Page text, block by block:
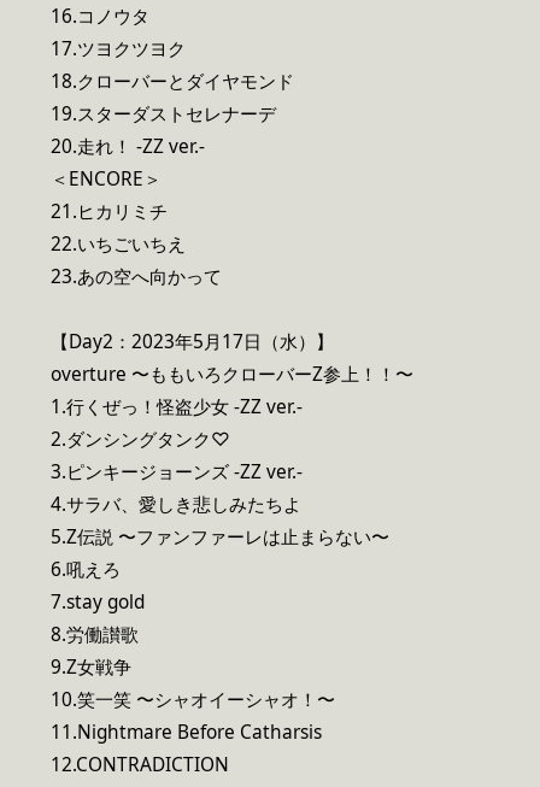
16.コノウタ
17.ツヨクツヨク
18.クローバーとダイヤモンド
19.スターダストセレナーデ
20.走れ！ -ZZ ver.-
＜ENCORE＞
21.ヒカリミチ
22.いちごいちえ
23.あの空へ向かって
【Day2：2023年5月17日（水）】
overture 〜ももいろクローバーZ参上！！〜
1.行くぜっ！怪盗少女 -ZZ ver.-
2.ダンシングタンク♡
3.ピンキージョーンズ -ZZ ver.-
4.サラバ、愛しき悲しみたちよ
5.Z伝説 〜ファンファーレは止まらない〜
6.吼えろ
7.stay gold
8.労働讃歌
9.Z女戦争
10.笑一笑 〜シャオイーシャオ！〜
11.Nightmare Before Catharsis
12.CONTRADICTION